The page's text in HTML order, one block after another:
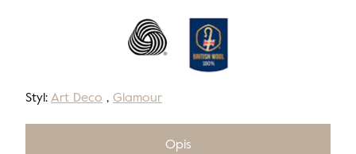
Styl:Art Deco , Glamour
Opis